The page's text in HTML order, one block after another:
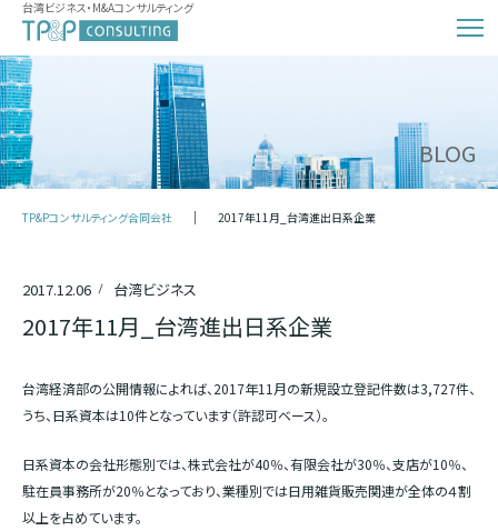
台湾ビジネス・M&Aコンサルティング
BLOG
TP&Pコンサルティング合同会社 2017年11月_台湾進出日系企業
2017.12.06 台湾ビジネス
2017年11月_台湾進出日系企業
台湾経済部の公開情報によれば、2017年11月の新規設立登記件数は3,727件、
うち、日系資本は10件となっています（許認可ベース）。
日系資本の会社形態別では、株式会社が40％、有限会社が30％、支店が10％、
駐在員事務所が20％となっており、業種別では日用雑貨販売関連が全体の４割
以上を占めています。